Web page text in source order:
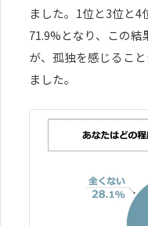
ました。1位と3位と4
71.9%となり、この
が、孤独を感じるこ
ました。